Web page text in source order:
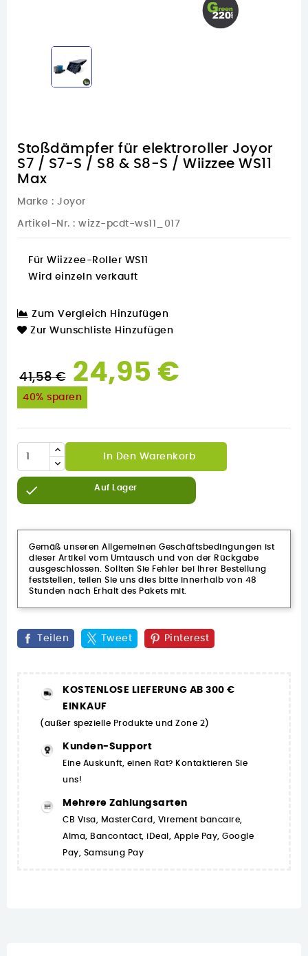
Stoßdämpfer für elektroroller Joyor
S7 / S7-S / S8 & S8-S / Wiizzee WS11
Max
Marke : Joyor
Artikel-Nr. : wizz-pcdt-ws11_017
Für Wiizzee-Roller WS11
Wird einzeln verkauft
Zum Vergleich Hinzufügen
Zur Wunschliste Hinzufügen
41,58 € 24,95 €
40% sparen
In Den Warenkorb
 Auf Lager
Gemäß unseren Allgemeinen Geschäftsbedingungen ist
dieser Artikel vom Umtausch und von der Rückgabe
ausgeschlossen. Sollten Sie Fehler bei Ihrer Bestellung
feststellen, teilen Sie uns dies bitte innerhalb von 48
Stunden nach Erhalt des Pakets mit.
Teilen Tweet Pinterest
KOSTENLOSE LIEFERUNG AB 300 €
EINKAUF
(außer spezielle Produkte und Zone 2)
Kunden-Support
Eine Auskunft, einen Rat? Kontaktieren Sie
uns!
Mehrere Zahlungsarten
CB Visa, MasterCard, Virement bancaire,
Alma, Bancontact, iDeal, Apple Pay, Google
Pay, Samsung Pay